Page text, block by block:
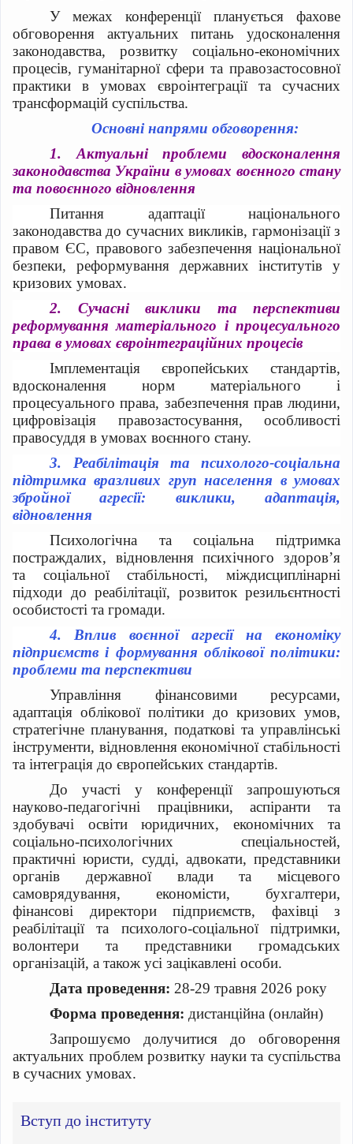
У межах конференції планується фахове
обговорення актуальних питань удосконалення
законодавства, розвитку соціально-економічних
процесів, гуманітарної сфери та правозастосовної
практики в умовах євроінтеграції та сучасних
трансформацій суспільства.
Основні напрями обговорення:
1. Актуальні проблеми вдосконалення
законодавства України в умовах воєнного стану
та повоєнного відновлення
Питання адаптації національного
законодавства до сучасних викликів, гармонізації з
правом ЄС, правового забезпечення національної
безпеки, реформування державних інститутів у
кризових умовах.
2. Сучасні виклики та перспективи
реформування матеріального і процесуального
права в умовах євроінтеграційних процесів
Імплементація європейських стандартів,
вдосконалення норм матеріального і
процесуального права, забезпечення прав людини,
цифровізація правозастосування, особливості
правосуддя в умовах воєнного стану.
3. Реабілітація та психолого-соціальна
підтримка вразливих груп населення в умовах
збройної агресії: виклики, адаптація,
відновлення
Психологічна та соціальна підтримка
постраждалих, відновлення психічного здоров’я
та соціальної стабільності, міждисциплінарні
підходи до реабілітації, розвиток резильєнтності
особистості та громади.
4. Вплив воєнної агресії на економіку
підприємств і формування облікової політики:
проблеми та перспективи
Управління фінансовими ресурсами,
адаптація облікової політики до кризових умов,
стратегічне планування, податкові та управлінські
інструменти, відновлення економічної стабільності
та інтеграція до європейських стандартів.
До участі у конференції запрошуються
науково-педагогічні працівники, аспіранти та
здобувачі освіти юридичних, економічних та
соціально-психологічних спеціальностей,
практичні юристи, судді, адвокати, представники
органів державної влади та місцевого
самоврядування, економісти, бухгалтери,
фінансові директори підприємств, фахівці з
реабілітації та психолого-соціальної підтримки,
волонтери та представники громадських
організацій, а також усі зацікавлені особи.
Дата проведення: 28-29 травня 2026 року
Форма проведення: дистанційна (онлайн)
Запрошуємо долучитися до обговорення
актуальних проблем розвитку науки та суспільства
в сучасних умовах.
Вступ до інституту